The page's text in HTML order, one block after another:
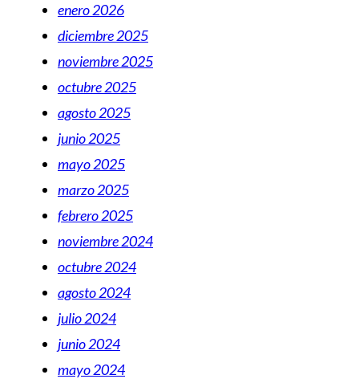
enero 2026
diciembre 2025
noviembre 2025
octubre 2025
agosto 2025
junio 2025
mayo 2025
marzo 2025
febrero 2025
noviembre 2024
octubre 2024
agosto 2024
julio 2024
junio 2024
mayo 2024